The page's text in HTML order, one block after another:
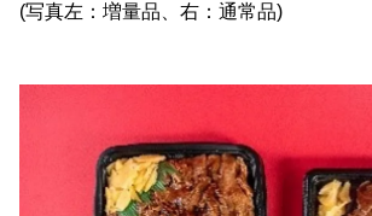
(写真左：増量品、右：通常品)